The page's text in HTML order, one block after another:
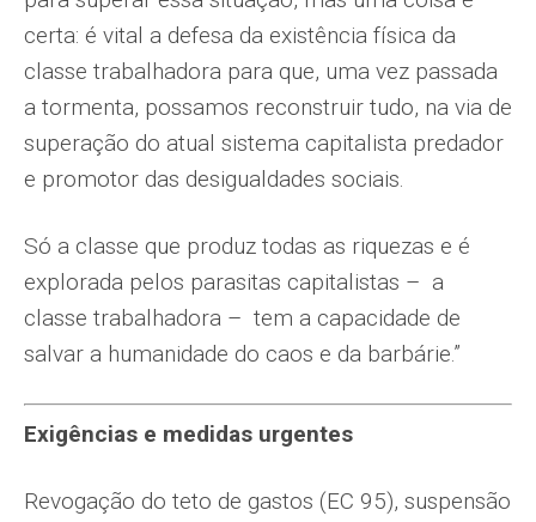
certa: é vital a defesa da existência física da
classe trabalhadora para que, uma vez passada
a tormenta, possamos reconstruir tudo, na via de
superação do atual sistema capitalista predador
e promotor das desigualdades sociais.
Só a classe que produz todas as riquezas e é
explorada pelos parasitas capitalistas – a
classe trabalhadora – tem a capacidade de
salvar a humanidade do caos e da barbárie.”
Exigências e medidas urgentes
Revogação do teto de gastos (EC 95), suspensão